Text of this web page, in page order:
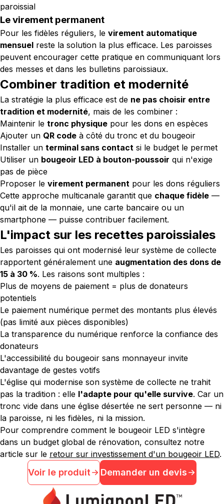
paroissial
Le virement permanent
Pour les fidèles réguliers, le virement automatique
mensuel reste la solution la plus efficace. Les paroisses
peuvent encourager cette pratique en communiquant lors
des messes et dans les bulletins paroissiaux.
Combiner tradition et modernité
La stratégie la plus efficace est de ne pas choisir entre
tradition et modernité, mais de les combiner :
Maintenir le tronc physique pour les dons en espèces
Ajouter un QR code à côté du tronc et du bougeoir
Installer un terminal sans contact si le budget le permet
Utiliser un bougeoir LED à bouton-poussoir qui n'exige
pas de pièce
Proposer le virement permanent pour les dons réguliers
Cette approche multicanale garantit que chaque fidèle —
qu'il ait de la monnaie, une carte bancaire ou un
smartphone — puisse contribuer facilement.
L'impact sur les recettes paroissiales
Les paroisses qui ont modernisé leur système de collecte
rapportent généralement une augmentation des dons de
15 à 30 %. Les raisons sont multiples :
Plus de moyens de paiement = plus de donateurs
potentiels
Le paiement numérique permet des montants plus élevés
(pas limité aux pièces disponibles)
La transparence du numérique renforce la confiance des
donateurs
L'accessibilité du bougeoir sans monnayeur invite
davantage de gestes votifs
L'église qui modernise son système de collecte ne trahit
pas la tradition : elle l'adapte pour qu'elle survive. Car un
tronc vide dans une église désertée ne sert personne — ni
la paroisse, ni les fidèles, ni la mission.
Pour comprendre comment le bougeoir LED s'intègre
dans un budget global de rénovation, consultez notre
article sur le retour sur investissement d'un bougeoir LED.
Voir le produit Demander un devis